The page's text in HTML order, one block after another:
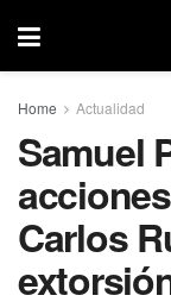
Home Actualidad
Samuel
Carlos